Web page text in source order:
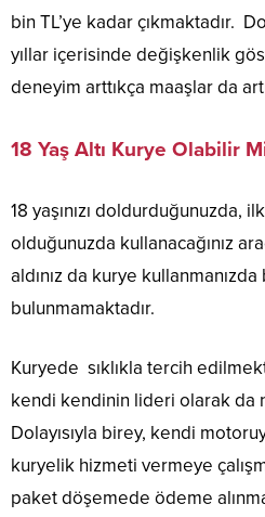
bin TL’ye kadar çıkmaktadır.
yıllar içerisinde değişkenlik
deneyim arttıkça maaşlar da
18 Yaş Altı Kurye Olabilir
18 yaşınızı doldurduğunuzda,
olduğunuzda kullanacağınız
aldınız da kurye kullanmanızda
bulunmamaktadır.
Kuryede sıklıkla tercih
kendi kendinin lideri olarak da
Dolayısıyla birey, kendi
kuryelik hizmeti vermeye
paket döşemede ödeme